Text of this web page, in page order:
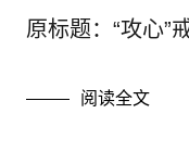
原标题：“攻心”
阅读全文